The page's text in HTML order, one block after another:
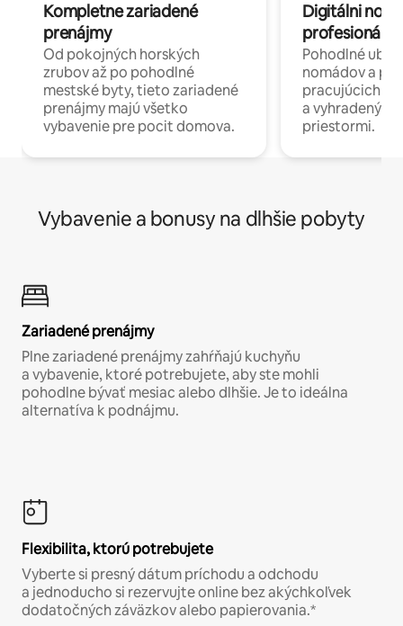
Kompletne zariadené
prenájmy
Od pokojných horských
zrubov až po pohodlné
mestské byty, tieto zariadené
prenájmy majú všetko
vybavenie pre pocit domova.
Digitálni
profesionáli
Pohodlné
nomádov a
pracujúcich
a
priestormi.
Vybavenie a bonusy na dlhšie pobyty
Zariadené prenájmy
Plne zariadené prenájmy zahŕňajú kuchyňu
a vybavenie, ktoré potrebujete, aby ste mohli
pohodlne bývať mesiac alebo dlhšie. Je to ideálna
alternatíva k podnájmu.
Flexibilita, ktorú potrebujete
Vyberte si presný dátum príchodu a odchodu
a jednoducho si rezervujte online bez akýchkoľvek
dodatočných záväzkov alebo papierovania.*